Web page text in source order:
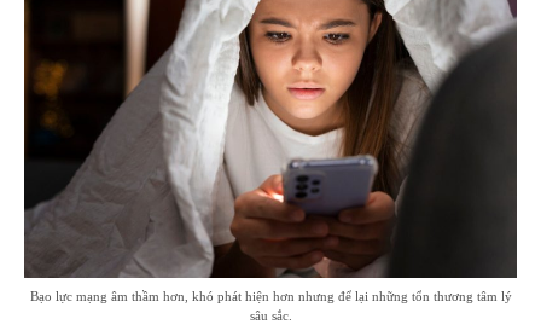
KỲ NGHỈ & ĐIỂM ĐẾN
QUÀ TẶNG & SỰ KIỆN
LIÊN HỆ
Bạo lực mạng âm thầm hơn, khó phát hiện hơn nhưng để lại những tổn thương tâm lý
sâu sắc.